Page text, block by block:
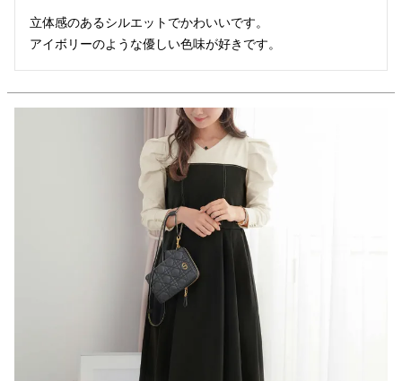
立体感のあるシルエットでかわいいです。
アイボリーのような優しい色味が好きです。